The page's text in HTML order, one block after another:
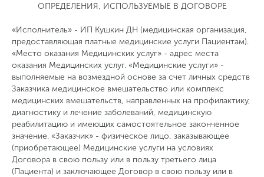
ОПРЕДЕЛЕНИЯ, ИСПОЛЬЗУЕМЫЕ В ДОГОВОРЕ
«Исполнитель» - ИП Кушкин ДН (медицинская организация,
предоставляющая платные медицинские услуги Пациентам).
«Место оказания Медицинских услуг» - адрес места
оказания Медицинских услуг. «Медицинские услуги» -
выполняемые на возмездной основе за счет личных средств
Заказчика медицинское вмешательство или комплекс
медицинских вмешательств, направленных на профилактику,
диагностику и лечение заболеваний, медицинскую
реабилитацию и имеющих самостоятельное законченное
значение. «Заказчик» - физическое лицо, заказывающее
(приобретающее) Медицинские услуги на условиях
Договора в свою пользу или в пользу третьего лица
(Пациента) и заключающее Договор в свою пользу или в